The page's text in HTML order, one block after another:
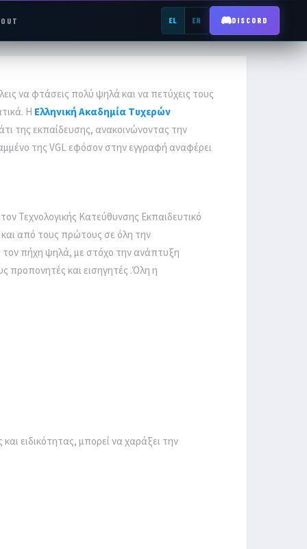
EL EN DISCORD
να φτάσεις πολύ ψηλά και να πετύχεις τους
Η Ελληνική Ακαδημία Τυχερών
της εκπαίδευσης, ανακοινώνοντας την
της VGL εφόσον στην εγγραφή αναφέρει
Τεχνολογικής Κατεύθυνσης Εκπαιδευτικό
από τους πρώτους σε όλη την
πήχη ψηλά, με στόχο την ανάπτυξη
προπονητές και εισηγητές .Όλη η
ειδικότητας, μπορεί να χαράξει την